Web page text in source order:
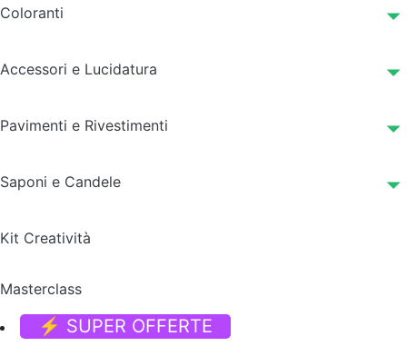
Coloranti
Accessori e Lucidatura
Pavimenti e Rivestimenti
Saponi e Candele
Kit Creatività
Masterclass
⚡ SUPER OFFERTE